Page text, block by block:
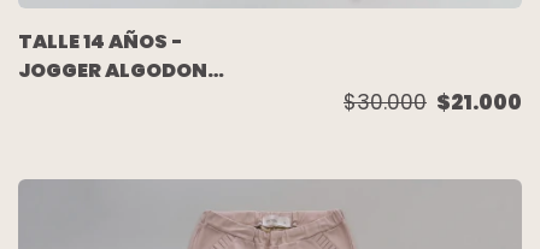
TALLE 14 AÑOS -
JOGGER ALGODON
$30.000 $21.000